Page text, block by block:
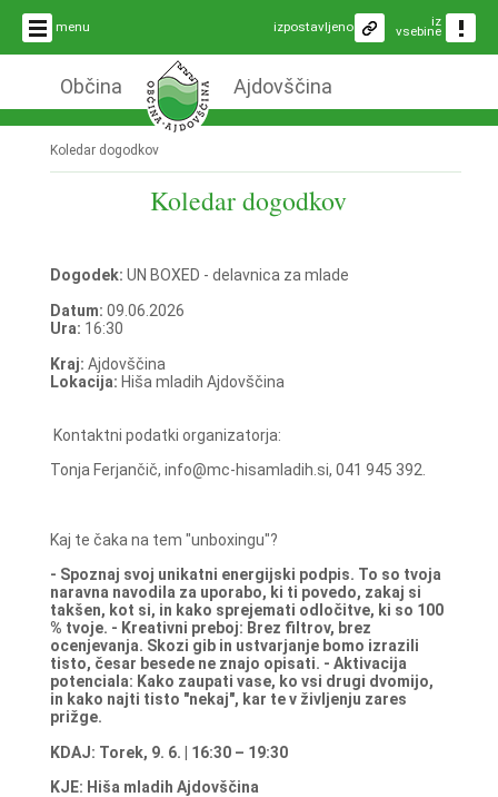
menu iz
vsebine
izpostavljeno
Občina Ajdovščina
Koledar dogodkov
Koledar dogodkov
Dogodek: UN BOXED - delavnica za mlade
Datum: 09.06.2026
Ura: 16:30
Kraj: Ajdovščina
Lokacija: Hiša mladih Ajdovščina
Kontaktni podatki organizatorja:
Tonja Ferjančič, info@mc-hisamladih.si, 041 945 392.
Kaj te čaka na tem "unboxingu"?
- Spoznaj svoj unikatni energijski podpis. To so tvoja
naravna navodila za uporabo, ki ti povedo, zakaj si
takšen, kot si, in kako sprejemati odločitve, ki so 100
% tvoje. - Kreativni preboj: Brez filtrov, brez
ocenjevanja. Skozi gib in ustvarjanje bomo izrazili
tisto, česar besede ne znajo opisati. - Aktivacija
potenciala: Kako zaupati vase, ko vsi drugi dvomijo,
in kako najti tisto "nekaj", kar te v življenju zares
prižge.
KDAJ: Torek, 9. 6. | 16:30 – 19:30
KJE: Hiša mladih Ajdovščina